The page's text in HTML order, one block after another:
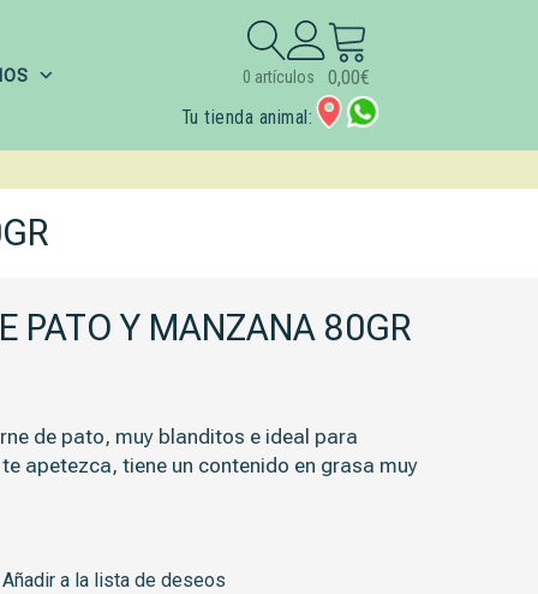
Tu tienda animal:
Buscar:
0,00€
0 artículos
PATO Y MANZANA 80GR
de pato, muy blanditos e ideal para
apetezca, tiene un contenido en grasa muy
Añadir a la lista de deseos